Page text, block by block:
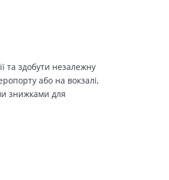
та здобути незалежну
або на вокзалі,
знижками для